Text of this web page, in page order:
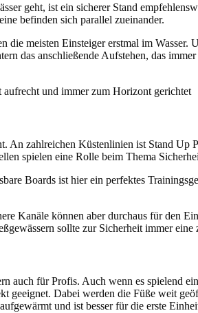
geht, ist ein sicherer Stand
befinden sich parallel zueinander.
meisten Einsteiger erstmal im
das anschließende Aufstehen, das
und immer zum Horizont gerichtet
An zahlreichen Küstenlinien ist Stand Up
spielen eine Rolle beim Thema
Boards ist hier ein perfektes
Kanäle können aber durchaus für den
sollte zur Sicherheit immer eine
für Profis. Auch wenn es spielend
Dabei werden die Füße weit
und ist besser für die erste